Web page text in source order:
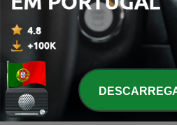
17 set. 2020